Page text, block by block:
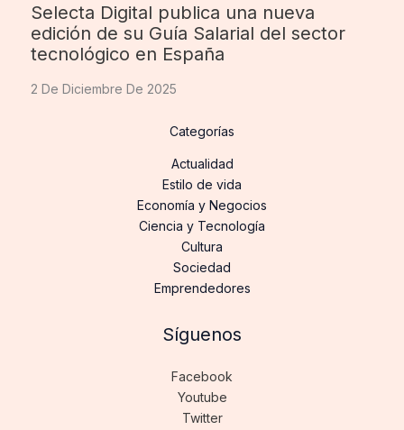
Selecta Digital publica una nueva
edición de su Guía Salarial del sector
tecnológico en España
2 De Diciembre De 2025
Categorías
Actualidad
Estilo de vida
Economía y Negocios
Ciencia y Tecnología
Cultura
Sociedad
Emprendedores
Síguenos
Facebook
Youtube
Twitter